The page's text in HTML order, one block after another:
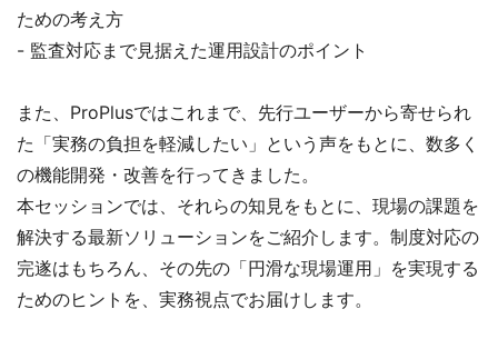
ための考え方
- 監査対応まで見据えた運用設計のポイント
また、ProPlusではこれまで、先行ユーザーから寄せられ
た「実務の負担を軽減したい」という声をもとに、数多く
の機能開発・改善を行ってきました。
本セッションでは、それらの知見をもとに、現場の課題を
解決する最新ソリューションをご紹介します。制度対応の
完遂はもちろん、その先の「円滑な現場運用」を実現する
ためのヒントを、実務視点でお届けします。